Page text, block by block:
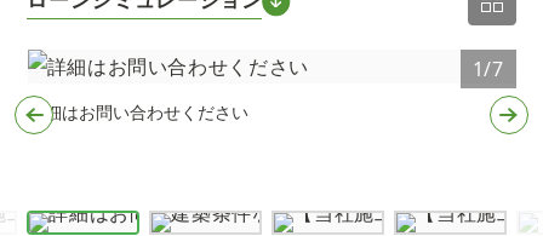
1/7
詳細はお問い合わせください